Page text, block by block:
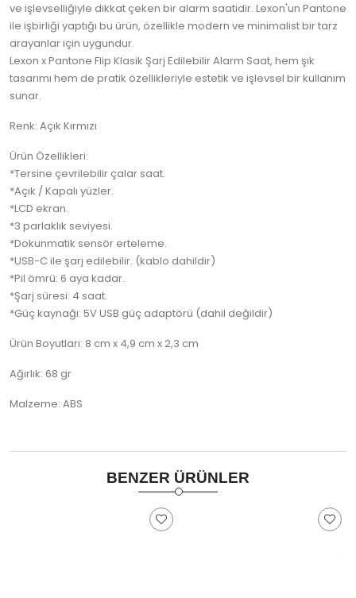
ve işlevselliğiyle dikkat çeken bir alarm saatidir. Lexon'un Pantone
ile işbirliği yaptığı bu ürün, özellikle modern ve minimalist bir tarz
arayanlar için uygundur.
Lexon x Pantone Flip Klasik Şarj Edilebilir Alarm Saat, hem şık
tasarımı hem de pratik özellikleriyle estetik ve işlevsel bir kullanım
sunar.
Renk: Açık Kırmızı
Ürün Özellikleri:
*Tersine çevrilebilir çalar saat.
*Açık / Kapalı yüzler.
*LCD ekran.
*3 parlaklık seviyesi.
*Dokunmatik sensör erteleme.
*USB-C ile şarj edilebilir. (kablo dahildir)
*Pil ömrü: 6 aya kadar.
*Şarj süresi: 4 saat.
*Güç kaynağı: 5V USB güç adaptörü (dahil değildir)
Ürün Boyutları: 8 cm x 4,9 cm x 2,3 cm
Ağırlık: 68 gr
Malzeme: ABS
BENZER ÜRÜNLER